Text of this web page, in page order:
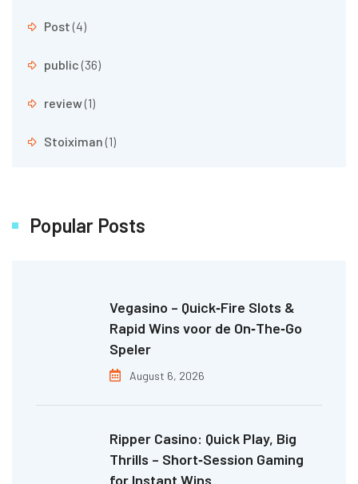
Post(4)
public(36)
review(1)
Stoiximan(1)
Popular Posts
Vegasino – Quick‑Fire Slots &
Rapid Wins voor de On‑The‑Go
Speler
August 6, 2026
Ripper Casino: Quick Play, Big
Thrills – Short‑Session Gaming
for Instant Wins